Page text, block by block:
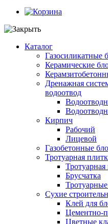
Каталог
Газосиликатные
Керамические
Дренажная
водоотвод
Кирпич
Рабочий
Лицевой
Газобетонные
Тротуарная
Тротуарная
Брусчатка
Сухие
Клей для
Цементно-
Цветные